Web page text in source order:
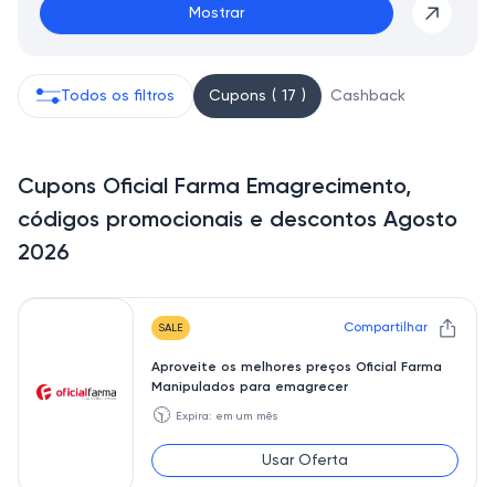
Mostrar
Todos os filtros Cupons ( 17 ) Cashback
Cupons Oficial Farma Emagrecimento,
códigos promocionais e descontos Agosto
2026
SALE Compartilhar
Aproveite os melhores preços Oficial Farma
Manipulados para emagrecer
🕥 Expira: em um mês
Usar Oferta